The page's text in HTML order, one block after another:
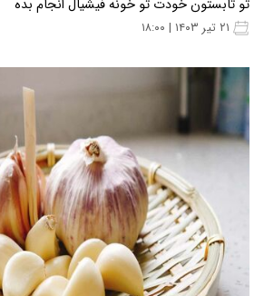
تو تابستون خودت تو خونه فیشیال انجام بده